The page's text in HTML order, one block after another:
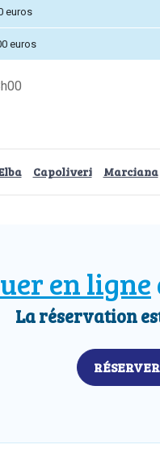
euros
euros
Capoliveri Marciana
en ligne
La réservation